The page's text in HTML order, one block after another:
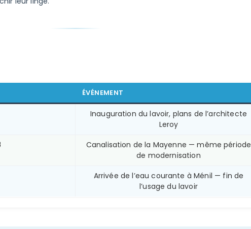
ÉVÉNEMENT
Inauguration du lavoir, plans de l’architecte
Leroy
Canalisation de la Mayenne — même période
de modernisation
Arrivée de l’eau courante à Ménil — fin de
l’usage du lavoir